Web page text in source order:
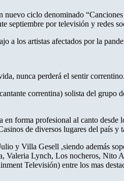
ciclo denominado
septiembre por televisión y redes
a los artistas afectados por la
nunca perderá el sentir correntino.
correntina) solista del grupo
forma profesional al canto
de diversos lugares del país
y Villa Gesell ,siendo además
Lynch, Los nocheros, Nito
Televisión) entre los mas